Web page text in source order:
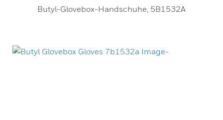
Butyl-Glovebox-Handschuhe, 5B1532A